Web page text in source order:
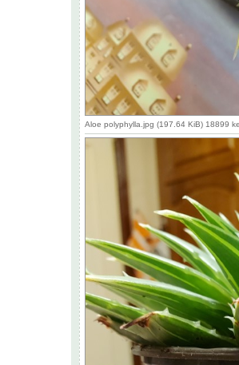
Aloe polyphylla.jpg (197.64 KiB) 18899